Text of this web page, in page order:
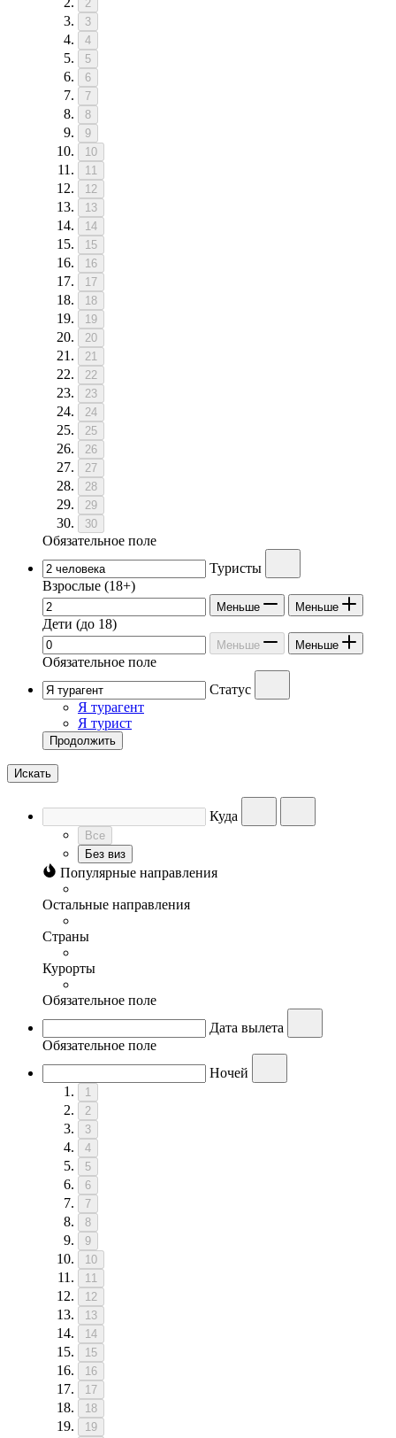
2
3
4
5
6
7
8
9
10
11
12
13
14
15
16
17
18
19
20
21
22
23
24
25
26
27
28
29
30
Обязательное поле
Туристы
Взрослые (18+)
Меньше Меньше
Дети (до 18)
Меньше Меньше
Обязательное поле
Статус
Я турагент
Я турист
Продолжить
Искать
Куда
Все
Без виз
Популярные направления
Остальные направления
Страны
Курорты
Обязательное поле
Дата вылета
Обязательное поле
Ночей
1
2
3
4
5
6
7
8
9
10
11
12
13
14
15
16
17
18
19